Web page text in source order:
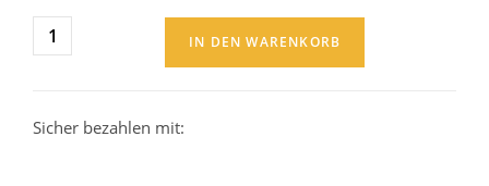
IN DEN WARENKORB
Sicher bezahlen mit: